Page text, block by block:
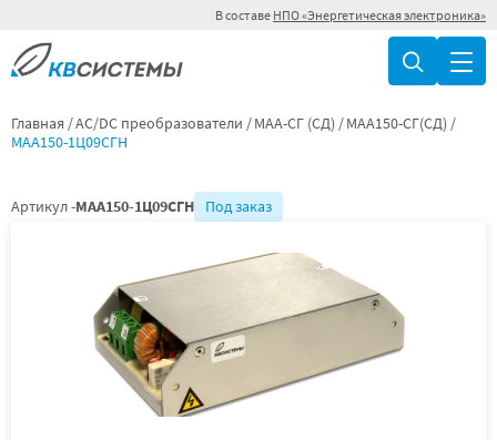
В составе НПО «Энергетическая электроника»
Главная AC/DC преобразователи МАА-СГ (СД)
МАА150-СГ(СД)
МАА150-1Ц09СГН
Артикул -МАА150-1Ц09СГН Под заказ